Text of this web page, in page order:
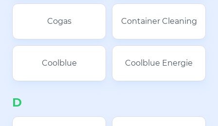
Cogas Container Cleaning
Coolblue Coolblue Energie
D